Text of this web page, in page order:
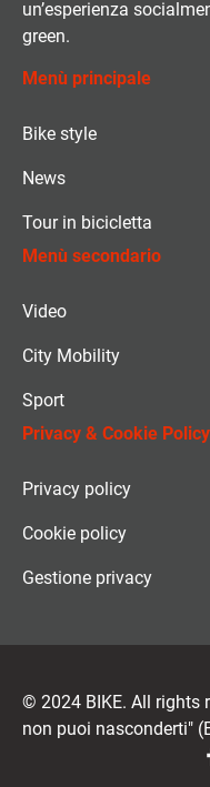
un’esperienza
green.
Menù principale
Bike style
News
Tour in bicicletta
Menù secondario
Video
City Mobility
Sport
Privacy & Cookie Policy
Privacy policy
Cookie policy
Gestione privacy
© 2024 BIKE. All rights
non puoi nasconderti"